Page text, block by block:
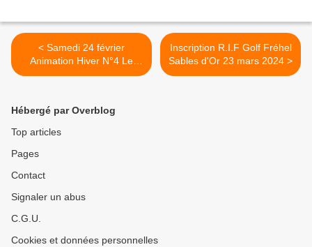
< Samedi 24 février
Animation Hiver N°4 Le
Chapman
Inscription R.I.F Golf Fréhel
Sables d'Or 23 mars 2024 >
Hébergé par Overblog
Top articles
Pages
Contact
Signaler un abus
C.G.U.
Cookies et données personnelles